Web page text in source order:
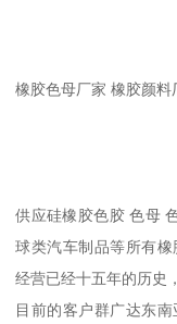
橡胶色母厂家 橡胶颜料
供应硅橡胶色胶 色母
球类汽车制品等所有
经营已经十五年的历史，
目前的客户群广达东